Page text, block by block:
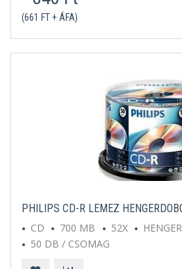
(661 FT + ÁFA)
PHILIPS CD-R LEMEZ
CD
700 MB 52X
50 DB / CSOMAG